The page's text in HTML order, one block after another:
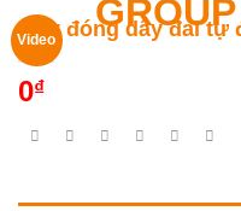
Video
Máy đóng dây đai tự
0₫